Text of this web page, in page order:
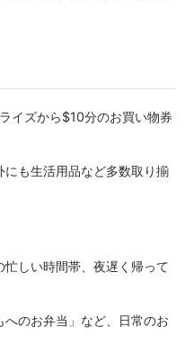
イズから$10分のお買い物券
にも生活用品など多数取り揃
しい時間帯、夜遅く帰って
のお弁当」など、日常のお